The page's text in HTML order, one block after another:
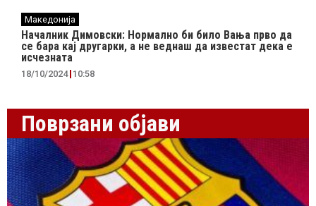
Македонија
Началник Димовски: Нормално би било Вања прво да
се бара кај другарки, а не веднаш да известат дека е
исчезната
18/10/2024 10:58
Поврзани објави